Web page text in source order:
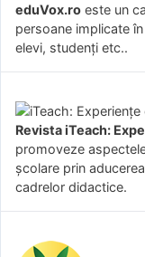
eduVox.ro este un
persoane implicate
elevi, studenți etc..
Revista iTeach:
promoveze
şcolare prin
cadrelor didactice.